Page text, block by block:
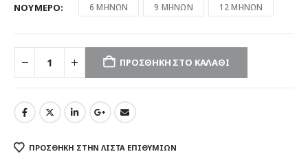
ΝΟΥΜΕΡΟ 6 ΜΗΝΩΝ 9 ΜΗΝΩΝ 12 ΜΗΝΩΝ
ΠΡΟΣΘΉΚΗ ΣΤΟ ΚΑΛΆΘΙ
ΠΡΌΣΘΉΚΗ ΣΤΗΝ ΛΊΣΤΑ ΕΠΙΘΥΜΙΏΝ